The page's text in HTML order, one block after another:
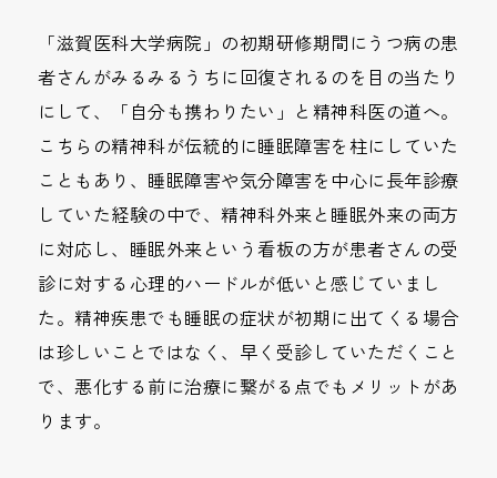
「滋賀医科大学病院」の初期研修期間にうつ病の患
者さんがみるみるうちに回復されるのを目の当たり
にして、「自分も携わりたい」と精神科医の道へ。
こちらの精神科が伝統的に睡眠障害を柱にしていた
こともあり、睡眠障害や気分障害を中心に長年診療
していた経験の中で、精神科外来と睡眠外来の両方
に対応し、睡眠外来という看板の方が患者さんの受
診に対する心理的ハードルが低いと感じていまし
た。精神疾患でも睡眠の症状が初期に出てくる場合
は珍しいことではなく、早く受診していただくこと
で、悪化する前に治療に繋がる点でもメリットがあ
ります。